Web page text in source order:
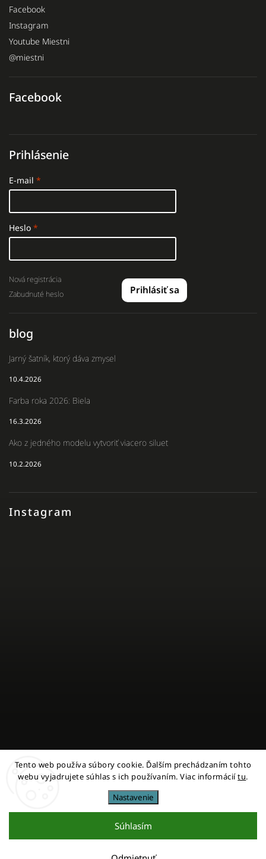
Tento web používa súbory cookie. Ďalším prechádzaním tohto
webu vyjadrujete súhlas s ich používaním. Viac informáciítu.
Nastavenie
Súhlasím
Facebook
Instagram
Youtube Miestni
@miestni
Facebook
Instagram
Sledovať na Instagrame
Prihlásenie
E-mail
Heslo
Prihlásiť sa
Nová registrácia
Zabudnuté heslo
blog
Jarný šatník, ktorý dáva zmysel
10.4.2026
Farba roka 2026: Biela
16.3.2026
Ako z jedného modelu vytvoriť viacero siluet
10.2.2026
Copyright 2026miestni. Všetky práva vyhradené.
Upraviť nastavenie cookies